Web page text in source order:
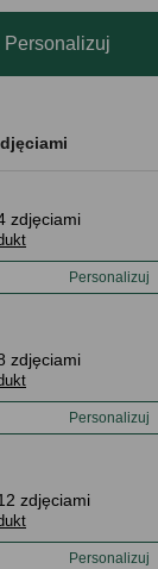
Personalizuj
zdjęciami
Personalizuj
zdjęciami
Personalizuj
zdjęciami
Personalizuj